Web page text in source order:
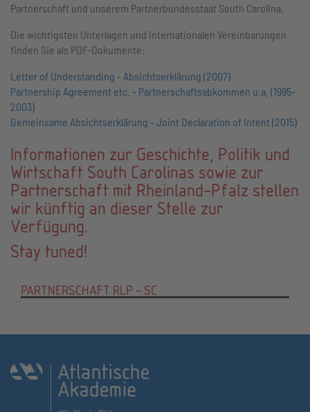
Partnerschaft und unserem Partnerbundesstaat South Carolina.
Die wichtigsten Unterlagen und internationalen Vereinbarungen
finden Sie als PDF-Dokumente:
Letter of Understanding - Absichtserklärung (2007)
Partnership Agreement etc. - Partnerschaftsabkommen u.a. (1995-
2003)
Gemeinsame Absichtserklärung - Joint Declaration of Intent (2015)
Informationen zur Geschichte, Politik und
Wirtschaft South Carolinas sowie zur
Partnerschaft mit Rheinland-Pfalz stellen
wir künftig an dieser Stelle zur
Verfügung.
Stay tuned!
PARTNERSCHAFT RLP - SC